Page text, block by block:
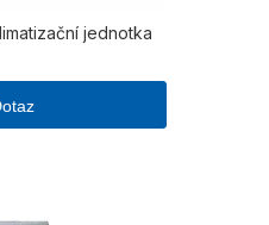
jednotka